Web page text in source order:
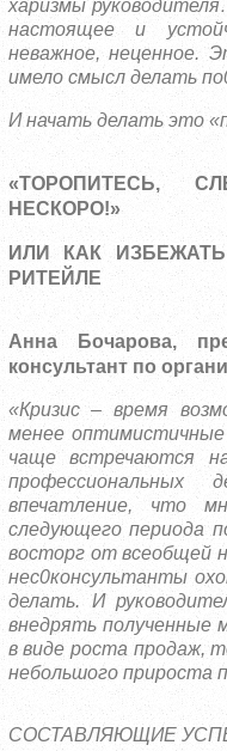
харизмы
настоящее и
неважное, неценное.
имело смысл делать
И начать делать это
«ТОРОПИТЕСЬ,
НЕСКОРО!»
ИЛИ КАК
РИТЕЙЛЕ
Анна Бочарова,
консультант по
«Кризис – время
менее оптимистичные
чаще встречаются
профессиональных
впечатление, что
следующего периода
восторг от всеобщей
нес0консультанты
делать. И
внедрять полученные
в виде роста продаж,
небольшого прироста
СОСТАВЛЯЮЩИЕ